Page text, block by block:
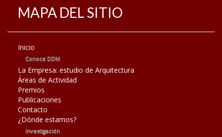
MAPA DEL SITIO
Inicio
Conoce DDM
La Empresa: estudio de Arquitectura
Áreas de Actividad
Premios
Publicaciones
Contacto
¿Dónde estamos?
Investigación